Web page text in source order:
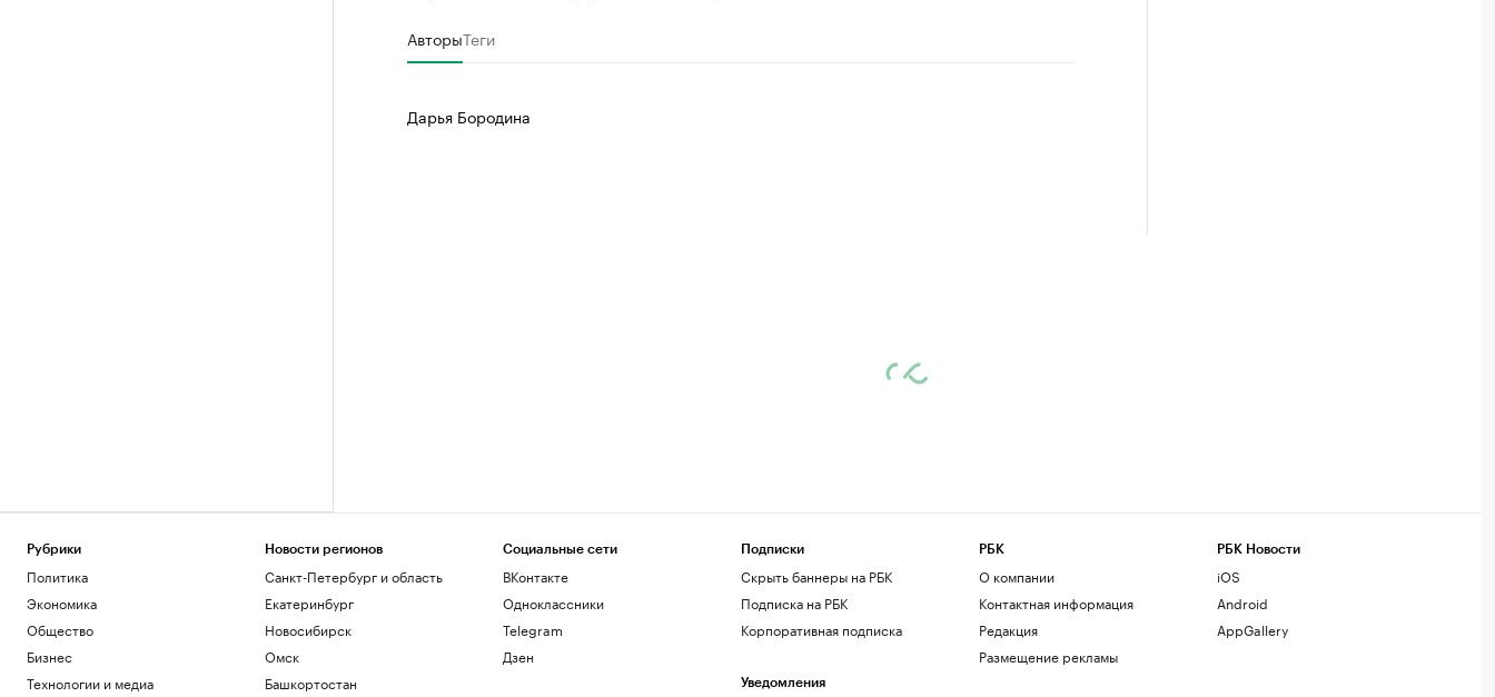
АвторыТеги
Дарья Бородина
Рубрики
Политика
Экономика
Общество
Бизнес
Технологии и медиа
Новости регионов
Санкт-Петербург и область
Екатеринбург
Новосибирск
Омск
Башкортостан
Социальные сети
ВКонтакте
Одноклассники
Telegram
Дзен
Подписки
Скрыть баннеры на РБК
Подписка на РБК
Корпоративная подписка
Уведомления
РБК
О компании
Контактная информация
Редакция
Размещение рекламы
РБК Новости
iOS
Android
AppGallery